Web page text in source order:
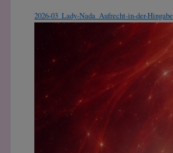
2026-03_Lady-Nada_Aufrecht-in-der-Hingabe